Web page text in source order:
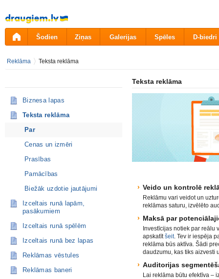
Pāriet
uz
saturu
Šodien Ziņas Galerijas Spēles D-biedri
Reklāma Teksta reklāma
Biznesa lapas
Teksta reklāma
Par
Cenas un izmēri
Prasības
Pamācības
Biežāk uzdotie jautājumi
Izceltais runā lapām,
pasākumiem
Izceltais runā spēlēm
Izceltais runā bez lapas
Reklāmas vēstules
Reklāmas baneri
Teksta reklāma
Veido un kontrolē
Reklāmu vari veidot un
reklāmas saturu, izvēlēto
Maksā par
Investīcijas notiek par reālu
apskatītšeit. Tev ir iespēja
reklāma būs aktīva. Šādi
daudzumu, kas tiks aizvesti
Auditorijas
Lai reklāma būtu efektīva –